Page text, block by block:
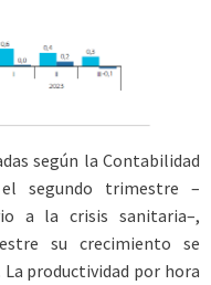
según la Contabilidad
segundo trimestre –
a la crisis sanitaria–,
su crecimiento se
productividad por hora